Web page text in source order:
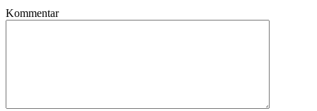
Kommentar